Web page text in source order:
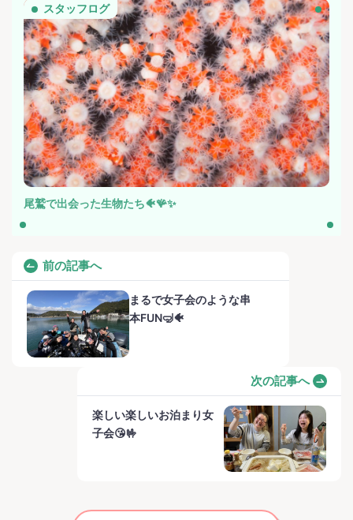
スタッフログ
尾鷲で出会った生物たち🐠🪸✨
前の記事へ
まるで女子会のような串
本FUN🤿🐠
次の記事へ
楽しい楽しいお泊まり女
子会😘🤟